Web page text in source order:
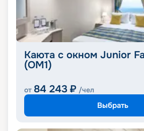
Каюта с окном Junior
(OM1)
от 84 243 ₽ /чел
Выбрать